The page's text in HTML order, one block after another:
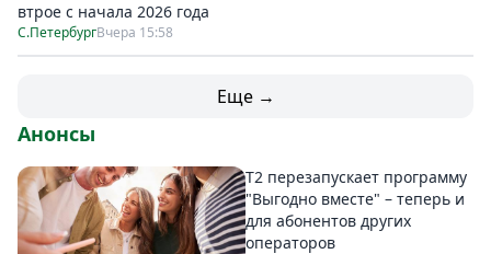
втрое с начала 2026 года
С.ПетербургВчера 15:58
Еще →
Анонсы
Т2 перезапускает программу
"Выгодно вместе" – теперь и
для абонентов других
операторов